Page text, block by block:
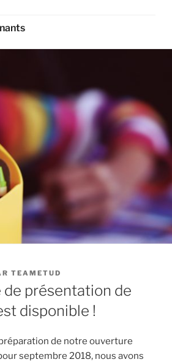
TEAMETUD
de présentation de
disponible !
de notre ouverture
septembre 2018, nous avons